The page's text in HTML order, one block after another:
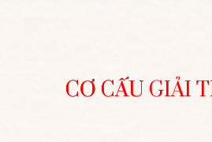
CƠ CẤU GIẢI